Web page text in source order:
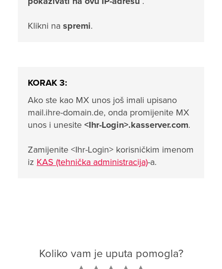
Klikni na spremi.
KORAK 3:
Ako ste kao MX unos još imali upisano
mail.ihre-domain.de, onda promijenite MX
unos i unesite <Ihr-Login>.kasserver.com.
Zamijenite <Ihr-Login> korisničkim imenom
iz KAS (tehnička administracija)-a.
Koliko vam je uputa pomogla?